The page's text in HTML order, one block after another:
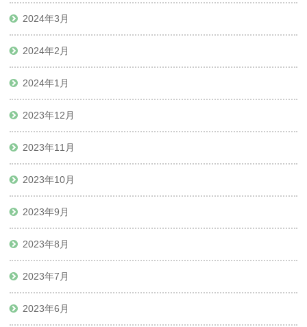
2024年3月
2024年2月
2024年1月
2023年12月
2023年11月
2023年10月
2023年9月
2023年8月
2023年7月
2023年6月